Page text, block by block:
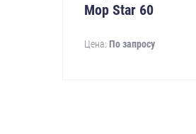
Mop Star 60
Цена: По запросу